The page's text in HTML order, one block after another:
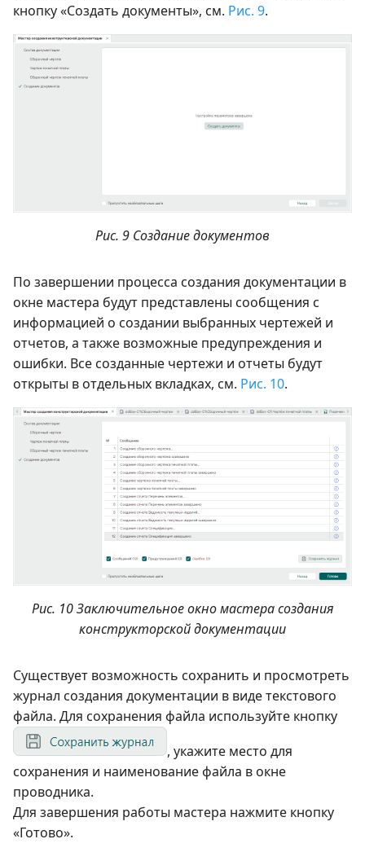
кнопку «Создать документы», см. Рис. 9.
Рис. 9 Создание документов
По завершении процесса создания документации в
окне мастера будут представлены сообщения с
информацией о создании выбранных чертежей и
отчетов, а также возможные предупреждения и
ошибки. Все созданные чертежи и отчеты будут
открыты в отдельных вкладках, см. Рис. 10.
Рис. 10 Заключительное окно мастера создания
конструкторской документации
Существует возможность сохранить и просмотреть
журнал создания документации в виде текстового
файла. Для сохранения файла используйте кнопку
, укажите место для
сохранения и наименование файла в окне
проводника.
Для завершения работы мастера нажмите кнопку
«Готово».